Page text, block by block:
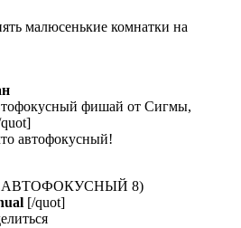
малюсенькие комнатки на
фишай от Сигмы,
автофокусный!
8)
[/quot]